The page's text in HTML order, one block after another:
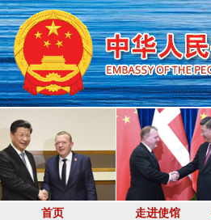
首页 走进使馆